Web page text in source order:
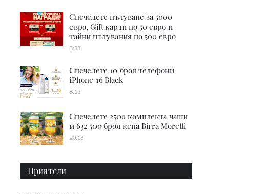
Спечелете пътуване за 5000
евро, Gift карти по 50 евро и
тайни пътувания по 500 евро
8:38
Спечелете 10 броя телефони
iPhone 16 Black
8:13
Спечелете 2500 комплекта чаши
и 632 500 броя кена Birra Moretti
20:18
Приятели